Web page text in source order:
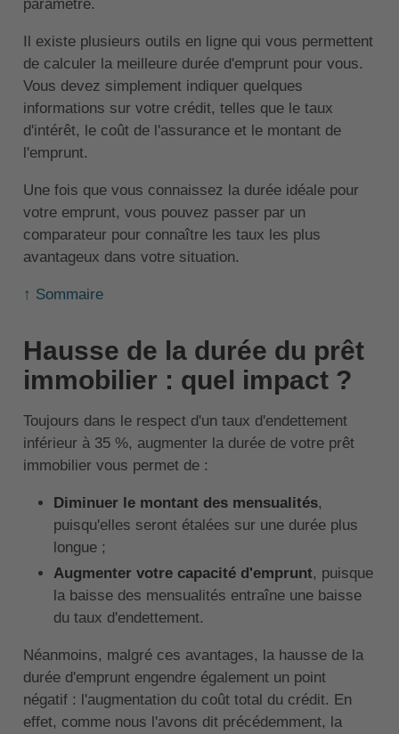
paramètre.
Il existe plusieurs outils en ligne qui vous permettent
de calculer la meilleure durée d'emprunt pour vous.
Vous devez simplement indiquer quelques
informations sur votre crédit, telles que le taux
d'intérêt, le coût de l'assurance et le montant de
l'emprunt.
Une fois que vous connaissez la durée idéale pour
votre emprunt, vous pouvez passer par un
comparateur pour connaître les taux les plus
avantageux dans votre situation.
↑ Sommaire
Hausse de la durée du prêt
immobilier : quel impact ?
Toujours dans le respect d'un taux d'endettement
inférieur à 35 %, augmenter la durée de votre prêt
immobilier vous permet de :
Diminuer le montant des mensualités,
puisqu'elles seront étalées sur une durée plus
longue ;
Augmenter votre capacité d'emprunt, puisque
la baisse des mensualités entraîne une baisse
du taux d'endettement.
Néanmoins, malgré ces avantages, la hausse de la
durée d'emprunt engendre également un point
négatif : l'augmentation du coût total du crédit. En
effet, comme nous l'avons dit précédemment, la